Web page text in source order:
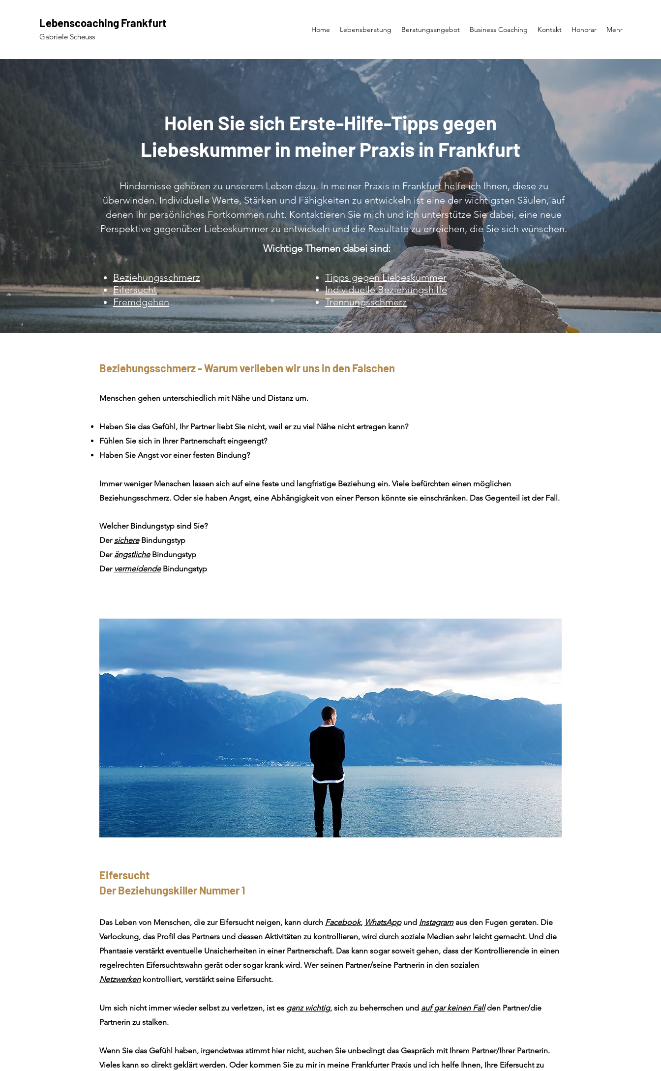
Lebenscoaching Frankfurt
Gabriele Scheuss
Home Lebensberatung Beratungsangebot Business Coaching Kontakt Honorar Mehr
Holen Sie sich Erste-Hilfe-Tipps gegen
Liebeskummer in meiner Praxis in Frankfurt
Hindernisse gehören zu unserem Leben dazu. In meiner Praxis in Frankfurt helfe ich Ihnen, diese zu
überwinden. Individuelle Werte, Stärken und Fähigkeiten zu entwickeln ist eine der wichtigsten Säulen, auf
denen Ihr persönliches Fortkommen ruht. Kontaktieren Sie mich und ich unterstütze Sie dabei, eine neue
Perspektive gegenüber Liebeskummer zu entwickeln und die Resultate zu erreichen, die Sie sich wünschen.
Wichtige Themen dabei sind:
Beziehungsschmerz
Eifersucht
Fremdgehen
Tipps gegen Liebeskummer
Individuelle Beziehungshilfe
Trennungsschmerz
Beziehungsschmerz - Warum verlieben wir uns in den Falschen
Menschen gehen unterschiedlich mit Nähe und Distanz um.
Haben Sie das Gefühl, Ihr Partner liebt Sie nicht, weil er zu viel Nähe nicht ertragen kann?
Fühlen Sie sich in Ihrer Partnerschaft eingeengt?
Haben Sie Angst vor einer festen Bindung?
Immer weniger Menschen lassen sich auf eine feste und langfristige Beziehung ein. Viele befürchten einen möglichen
Beziehungsschmerz. Oder sie haben Angst, eine Abhängigkeit von einer Person könnte sie einschränken. Das Gegenteil ist der Fall.
Welcher Bindungstyp sind Sie?
DersichereBindungstyp
Der ängstlicheBindungstyp
Der vermeidende Bindungstyp
Eifersucht
Der Beziehungskiller Nummer 1
Das Leben von Menschen, die zur Eifersucht neigen, kann durch Facebook, WhatsApp und Instagramaus den Fugen geraten. Die
Verlockung, das Profil des Partners und dessen Aktivitäten zu kontrollieren, wird durch soziale Medien sehr leicht gemacht. Und die
Phantasie verstärkt eventuelle Unsicherheiten in einer Partnerschaft. Das kann sogar soweit gehen, dass der Kontrollierende in einen
regelrechten Eifersuchtswahn gerät oder sogar krank wird. Wer seinen Partner/seine Partnerin in den sozialen
Netzwerkenkontrolliert, verstärkt seine Eifersucht.
Um sich nicht immer wieder selbst zu verletzen, ist es ganz wichtig, sich zu beherrschen und auf gar keinen Fallden Partner/die
Partnerin zu stalken.
Wenn Sie das Gefühl haben, irgendetwas stimmt hier nicht, suchen Sie unbedingt das Gespräch mit Ihrem Partner/Ihrer Partnerin.
Vieles kann so direkt geklärt werden. Oder kommen Sie zu mir in meine Frankfurter Praxis und ich helfe Ihnen, Ihre Eifersucht zu